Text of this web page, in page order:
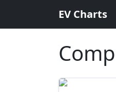
EV Charts